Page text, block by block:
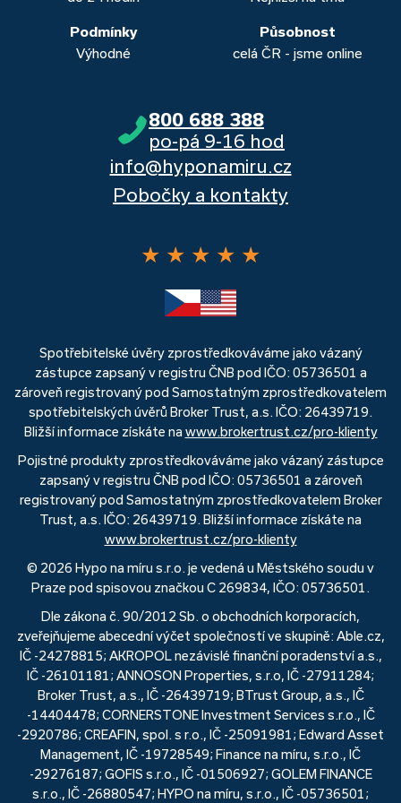
Podmínky
Výhodné
Působnost
celá ČR - jsme online
800 688 388
po-pá 9-16 hod
info@hyponamiru.cz
Pobočky a kontakty
★ ★ ★ ★ ★
Spotřebitelské úvěry zprostředkováváme jako vázaný
zástupce zapsaný v registru ČNB pod IČO: 05736501 a
zároveň registrovaný pod Samostatným zprostředkovatelem
spotřebitelských úvěrů Broker Trust, a.s. IČO: 26439719.
Bližší informace získáte na www.brokertrust.cz/pro-klienty
Pojistné produkty zprostředkováváme jako vázaný zástupce
zapsaný v registru ČNB pod IČO: 05736501 a zároveň
registrovaný pod Samostatným zprostředkovatelem Broker
Trust, a.s. IČO: 26439719. Bližší informace získáte na
www.brokertrust.cz/pro-klienty
© 2026 Hypo na míru s.r.o. je vedená u Městského soudu v
Praze pod spisovou značkou C 269834, IČO: 05736501.
Dle zákona č. 90/2012 Sb. o obchodních korporacích,
zveřejňujeme abecední výčet společností ve skupině: Able.cz,
IČ -24278815; AKROPOL nezávislé finanční poradenství a.s.,
IČ -26101181; ANNOSON Properties, s.r.o, IČ -27911284;
Broker Trust, a.s., IČ -26439719; BTrust Group, a.s., IČ
-14404478; CORNERSTONE Investment Services s.r.o., IČ
-2920786; CREAFIN, spol. s r.o., IČ -25091981; Edward Asset
Management, IČ -19728549; Finance na míru, s.r.o., IČ
-29276187; GOFIS s.r.o., IČ -01506927; GOLEM FINANCE
s.r.o., IČ -26880547; HYPO na míru, s.r.o., IČ -05736501;